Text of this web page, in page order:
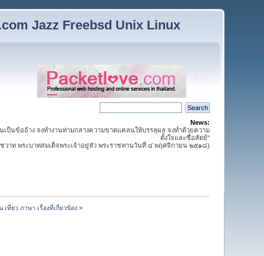
Jazz Freebsd Unix Linux
News:
ป็นข้ออ้าง จงทำงานท่ามกลางความขาดแคลนให้บรรลุผล จงทำด้วยความ
ตั้งใจและซื่อสัตย์"
วาท พระบาทสมเด็จพระเจ้าอยู่หัว พระราชทานวันที่ ๔ พฤศจิกายน ๒๕๑๘)
เที่ยว ภาษา เรื่องที่เกี่ยวข้อง»